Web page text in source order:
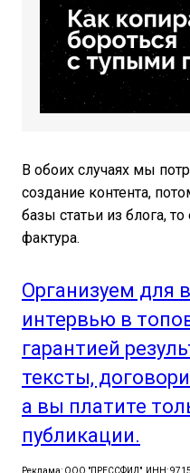
В обоих случаях мы
создание контента,
базы статьи из блога,
фактура.
Организуем для
интервью в
гарантией
тексты,
а вы платите
публикации.
Реклама: ООО "ПРЕССФИД", ИНН: